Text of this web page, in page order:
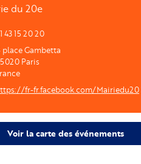
du 20e
43 15 20 20
place Gambetta
Paris
fr-fr.facebook.com/Mairiedu20
Voir la carte des événements